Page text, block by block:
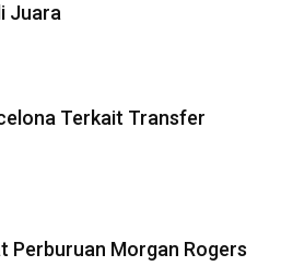
Juara
Terkait Transfer
Perburuan Morgan Rogers